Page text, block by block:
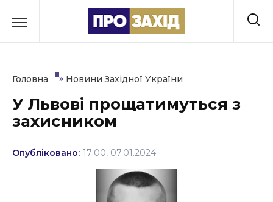
до
Культура
Освіта
Головна » Новини Західної України
У Львові прощатимуться з
захисником
Опубліковано: 17:00, 07.01.2024